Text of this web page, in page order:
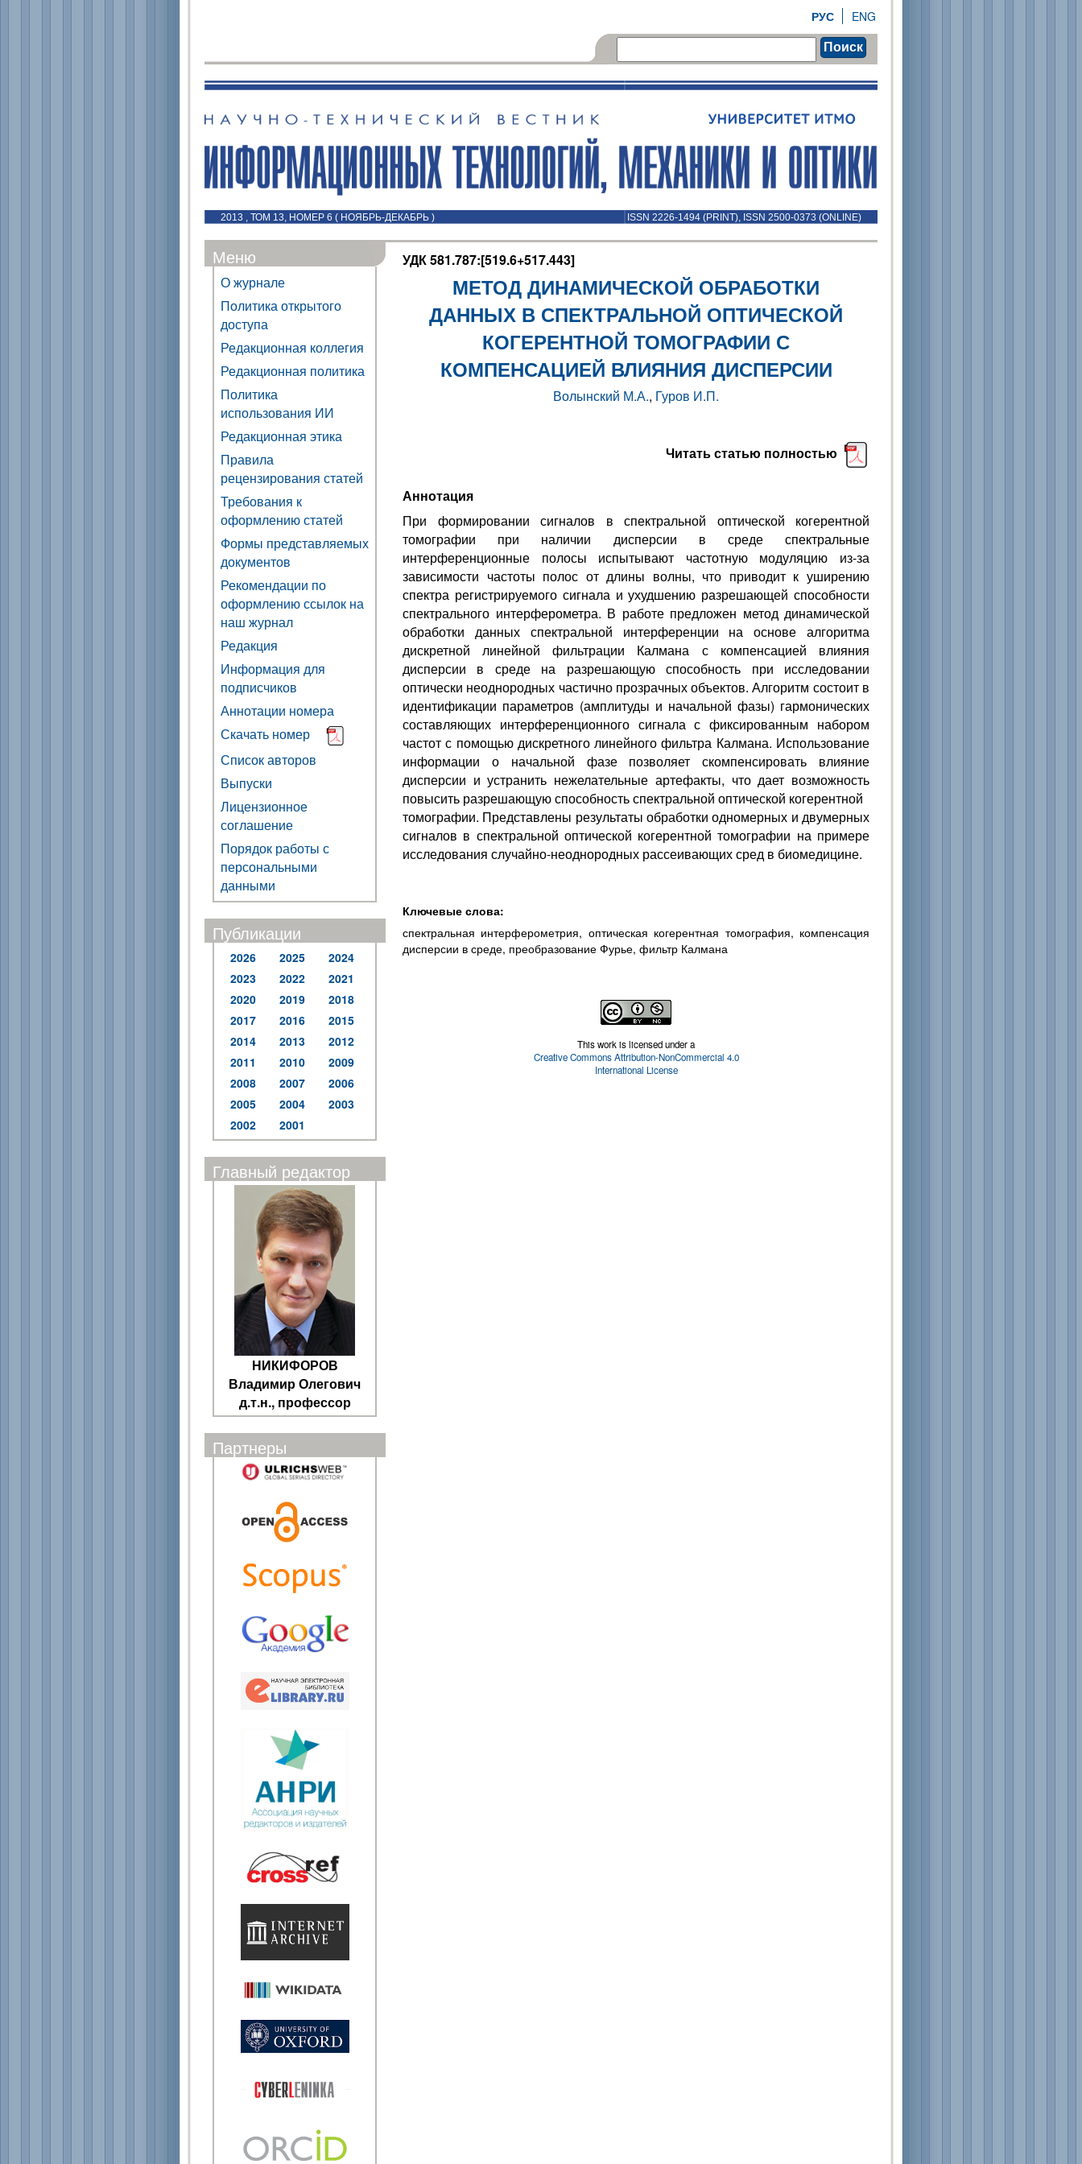
ENG
РУС
Поиск
2013 , ТОМ 13, НОМЕР 6 ( НОЯБРЬ-ДЕКАБРЬ ) ISSN 2226-1494 (PRINT), ISSN 2500-0373 (ONLINE)
Меню
О журнале
Политика открытого
доступа
Редакционная коллегия
Редакционная политика
Политика
использования ИИ
Редакционная этика
Правила
рецензирования статей
Требования к
оформлению статей
Формы представляемых
документов
Рекомендации по
оформлению ссылок на
наш журнал
Редакция
Информация для
подписчиков
Аннотации номера
Скачать номер
Список авторов
Выпуски
Лицензионное
соглашение
Порядок работы с
персональными
данными
Публикации
2026 2025
2024
2023
2022
2021
2020
2019
2018
2017
2016
2015
2014
2013
2012
2011
2010
2009
2008
2007
2006
2005
2004
2003
2002
2001
Главный редактор
НИКИФОРОВ
Владимир Олегович
д.т.н., профессор
Партнеры
УДК 581.787:[519.6+517.443]
МЕТОД ДИНАМИЧЕСКОЙ ОБРАБОТКИ
ДАННЫХ В СПЕКТРАЛЬНОЙ ОПТИЧЕСКОЙ
КОГЕРЕНТНОЙ ТОМОГРАФИИ С
КОМПЕНСАЦИЕЙ ВЛИЯНИЯ ДИСПЕРСИИ
Волынский М.А., Гуров И.П.
Читать статью полностью
Аннотация
При формировании сигналов в спектральной оптической когерентной
томографии при наличии дисперсии в среде спектральные
интерференционные полосы испытывают частотную модуляцию из-за
зависимости частоты полос от длины волны, что приводит к уширению
спектра регистрируемого сигнала и ухудшению разрешающей способности
спектрального интерферометра. В работе предложен метод динамической
обработки данных спектральной интерференции на основе алгоритма
дискретной линейной фильтрации Калмана с компенсацией влияния
дисперсии в среде на разрешающую способность при исследовании
оптически неоднородных частично прозрачных объектов. Алгоритм состоит в
идентификации параметров (амплитуды и начальной фазы) гармонических
составляющих интерференционного сигнала с фиксированным набором
частот с помощью дискретного линейного фильтра Калмана. Использование
информации о начальной фазе позволяет скомпенсировать влияние
дисперсии и устранить нежелательные артефакты, что дает возможность
повысить разрешающую способность спектральной оптической когерентной
томографии. Представлены результаты обработки одномерных и двумерных
сигналов в спектральной оптической когерентной томографии на примере
исследования случайно-неоднородных рассеивающих сред в биомедицине.
Ключевые слова:
спектральная интерферометрия, оптическая когерентная томография, компенсация
дисперсии в среде, преобразование Фурье, фильтр Калмана
This work is licensed under a
Creative Commons Attribution-NonCommercial 4.0
International License